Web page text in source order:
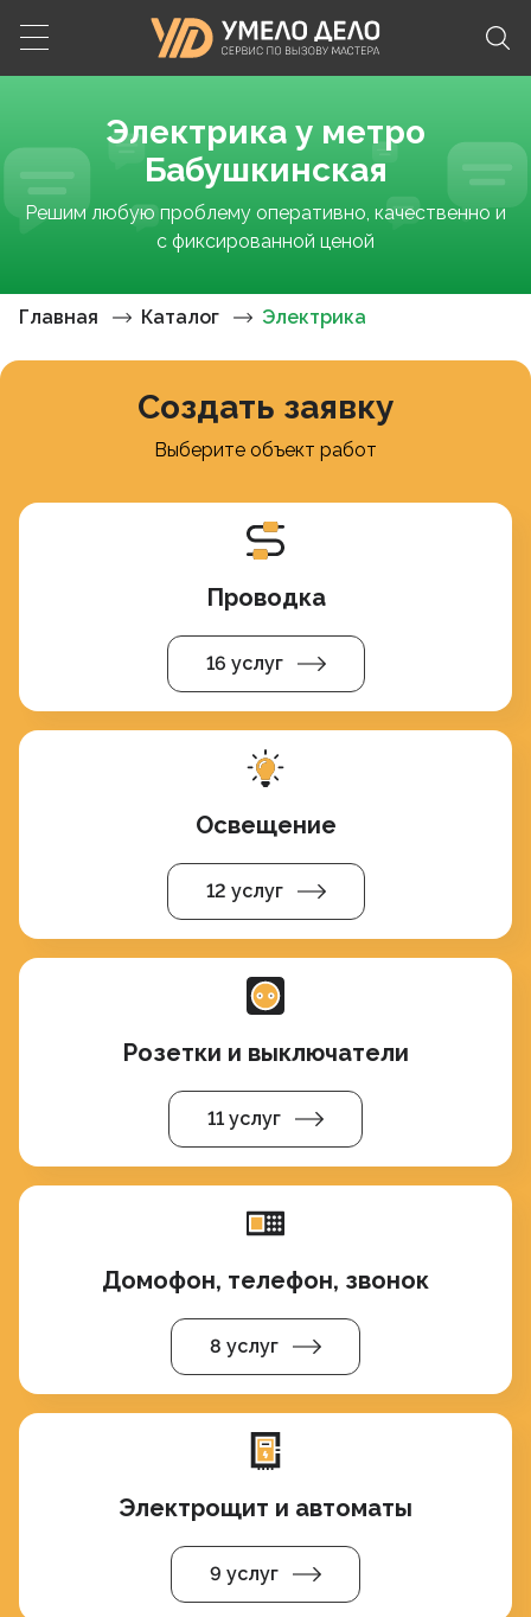
Электрика у метро
Бабушкинская
Решим любую проблему оперативно, качественно и
с фиксированной ценой
Главная Каталог Электрика
Создать заявку
Выберите объект работ
Проводка
16 услуг
Освещение
12 услуг
Розетки и выключатели
11 услуг
Домофон, телефон, звонок
8 услуг
Электрощит и автоматы
9 услуг